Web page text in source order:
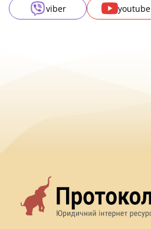
viber
youtube